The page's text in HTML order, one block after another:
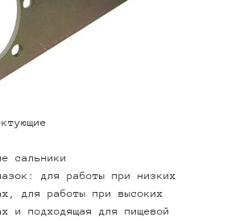
сальники
для работы при низких
для работы при высоких
и подходящая для пищевой